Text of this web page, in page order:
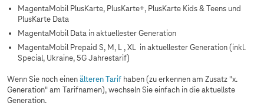
MagentaMobil PlusKarte, PlusKarte+, PlusKarte Kids & Teens und
PlusKarte Data
MagentaMobil Data in aktuellester Generation
MagentaMobil Prepaid S, M, L , XL in aktuellester Generation (inkl.
Special, Ukraine, 5G Jahrestarif)
Wenn Sie noch einenälteren Tarif haben (zu erkennen am Zusatz "x.
Generation" am Tarifnamen), wechseln Sie einfach in die aktuellste
Generation.